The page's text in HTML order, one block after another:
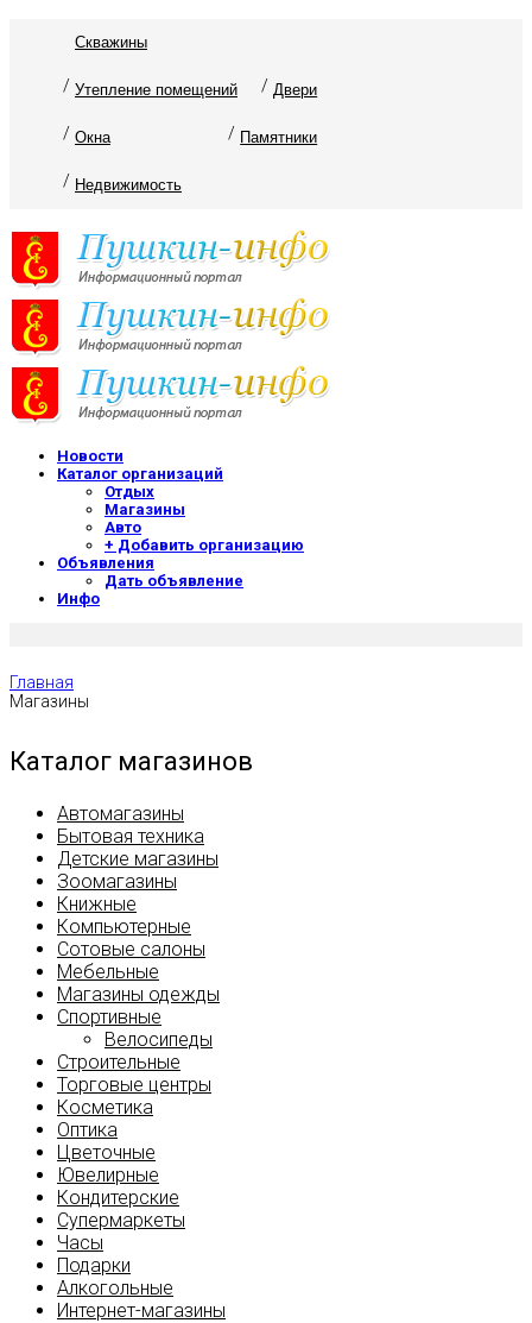
Скважины
Утепление помещений Двери
Окна Памятники
Недвижимость
Новости
Каталог организаций
Отдых
Магазины
Авто
+ Добавить организацию
Объявления
Дать объявление
Инфо
Главная
Магазины
Каталог магазинов
Автомагазины
Бытовая техника
Детские магазины
Зоомагазины
Книжные
Компьютерные
Сотовые салоны
Мебельные
Магазины одежды
Спортивные
Велосипеды
Строительные
Торговые центры
Косметика
Оптика
Цветочные
Ювелирные
Кондитерские
Супермаркеты
Часы
Подарки
Алкогольные
Интернет-магазины